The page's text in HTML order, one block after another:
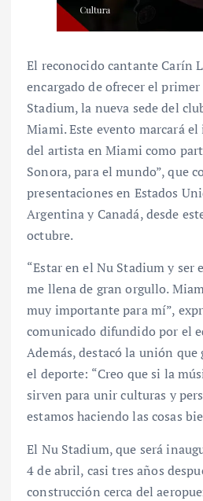
El reconocido cantante Carín
encargado de ofrecer el
Stadium, la nueva sede del
Miami. Este evento marcará
del artista en Miami como
Sonora, para el mundo”, que
presentaciones en Estados
Argentina y Canadá, desde
octubre.
“Estar en el Nu Stadium y
me llena de gran orgullo.
muy importante para mí”,
comunicado difundido por el
Además, destacó la unión que
el deporte: “Creo que si la
sirven para unir culturas y
estamos haciendo las cosas
El Nu Stadium, que será
4 de abril, casi tres años
construcción cerca del